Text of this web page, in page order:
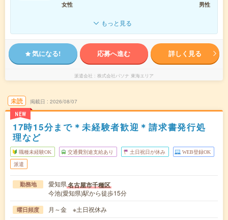
女性
男性
もっと見る
気になる! 応募へ進む 詳しく見る
派遣会社 株式会社パソナ 東海エリア
未読
NEW
掲載日 2026/08/07
17時15分まで＊未経験者歓迎＊請求書発行処
理など
職種未経験OK 交通費別途支給あり 土日祝日が休み WEB登録OK
派遣
勤務地 愛知県名古屋市千種区
今池(愛知県)駅から徒歩15分
曜日頻度 月～金 ※土日祝休み